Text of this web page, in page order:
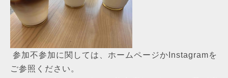
参加不参加に関しては、ホームページかInstagramを
ご参照ください。